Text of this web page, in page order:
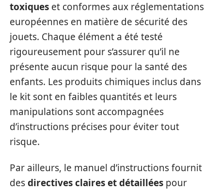
toxiques et conformes aux réglementations
européennes en matière de sécurité des
jouets. Chaque élément a été testé
rigoureusement pour s’assurer qu’il ne
présente aucun risque pour la santé des
enfants. Les produits chimiques inclus dans
le kit sont en faibles quantités et leurs
manipulations sont accompagnées
d’instructions précises pour éviter tout
risque.
Par ailleurs, le manuel d’instructions fournit
desdirectives claires et détaillées pour